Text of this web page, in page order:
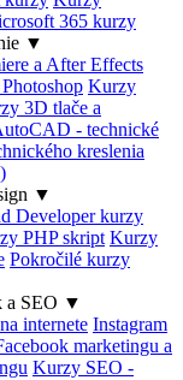
365 kurzy
▼
a After Effects
Kurzy
3D tlače a
- technické
kreslenia
▼
Developer kurzy
PHP skript Kurzy
Pokročilé kurzy
a SEO ▼
internete Instagram
marketingu a
Kurzy SEO -